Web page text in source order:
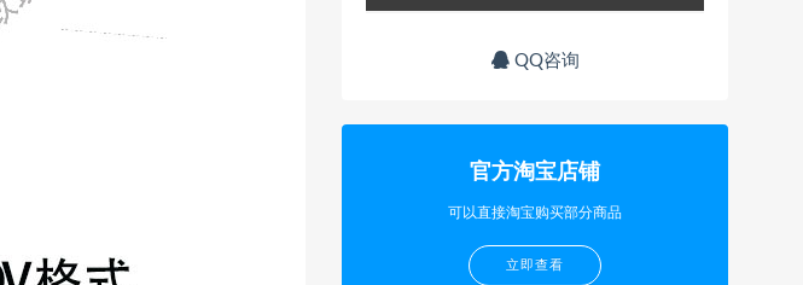
QQ咨询
官方淘宝店铺
可以直接淘宝购买部分商品
立即查看